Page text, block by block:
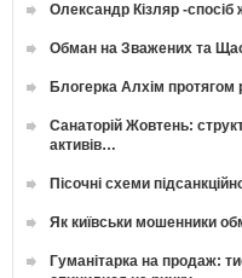
Олександр Кізляр -
Обман на Зважених та
Блогерка Алхім протягом
Санаторій Жовтень:
активів…
Пісочні схеми
Як київськи мошенники
Гуманітарка на продаж: